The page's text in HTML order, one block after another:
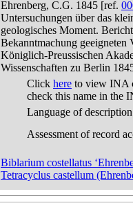
Ehrenberg, C.G. 1845 [ref.
Untersuchungen über das
geologisches Moment.
Bekanntmachung geeigneten
Königlich-Preussischen
Wissenschaften zu Berlin
Click here to view INA
check this name in the
Language of description
Assessment of record
Biblarium costellatus
Tetracyclus castellum